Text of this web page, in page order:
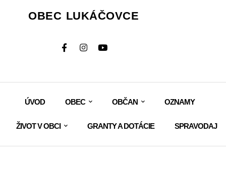
OBEC LUKÁČOVCE
ÚVOD OBEC OBČAN OZNAMY
ŽIVOT V OBCI GRANTY A DOTÁCIE SPRAVODAJ